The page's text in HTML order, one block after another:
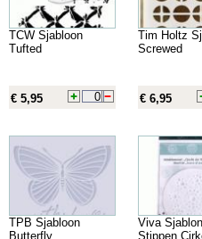
TCW Sjabloon
Tufted
€ 5,95
Tim Holtz
Screwed
€ 6,95
TPB Sjabloon
Butterfly
Viva
Stippen